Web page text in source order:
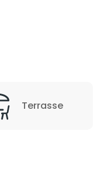
Terrasse